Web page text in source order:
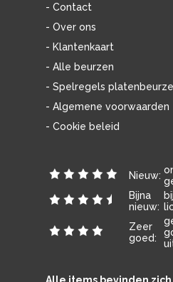
- Contact
- Over ons
- Klantenkaart
- Alle beurzen
- Spelregels
- Algemene voorwaarden
- Cookie beleid
Nieuw:
Bijna
nieuw:
Zeer
goed: